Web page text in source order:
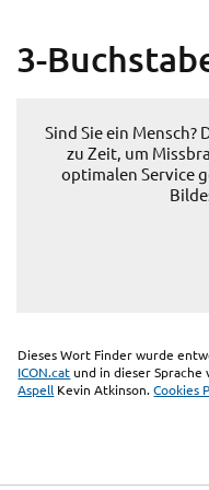
3-
Sind Sie ein
zu Zeit, um
optimalen Service
Dieses Wort Finder wurde
ICON.catund in dieser
Aspell Kevin Atkinson.Cookies